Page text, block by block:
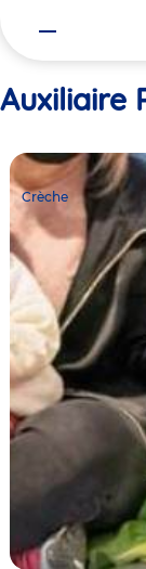
Auxiliaire
Crèche
Babilou
Châtillon
Deforges
Crèche